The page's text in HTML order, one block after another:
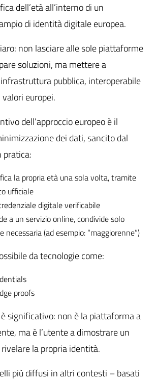
dell’età all’interno di un
di identità digitale europea.
non lasciare alle sole piattaforme
soluzioni, ma mettere a
pubblica, interoperabile
europei.
dell’approccio europeo è il
dei dati, sancito dal
pratica:
la propria età una sola volta, tramite
ufficiale
digitale verificabile
a un servizio online, condivide solo
necessaria (ad esempio: “maggiorenne”)
da tecnologie come:
proofs
significativo: non è la piattaforma a
ma è l’utente a dimostrare un
la propria identità.
più diffusi in altri contesti – basati